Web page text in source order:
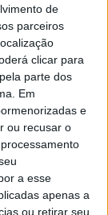
de
parceiros
clicar para
parte dos
Em
e
ou recusar o
a esse
apenas a
ou retirar seu